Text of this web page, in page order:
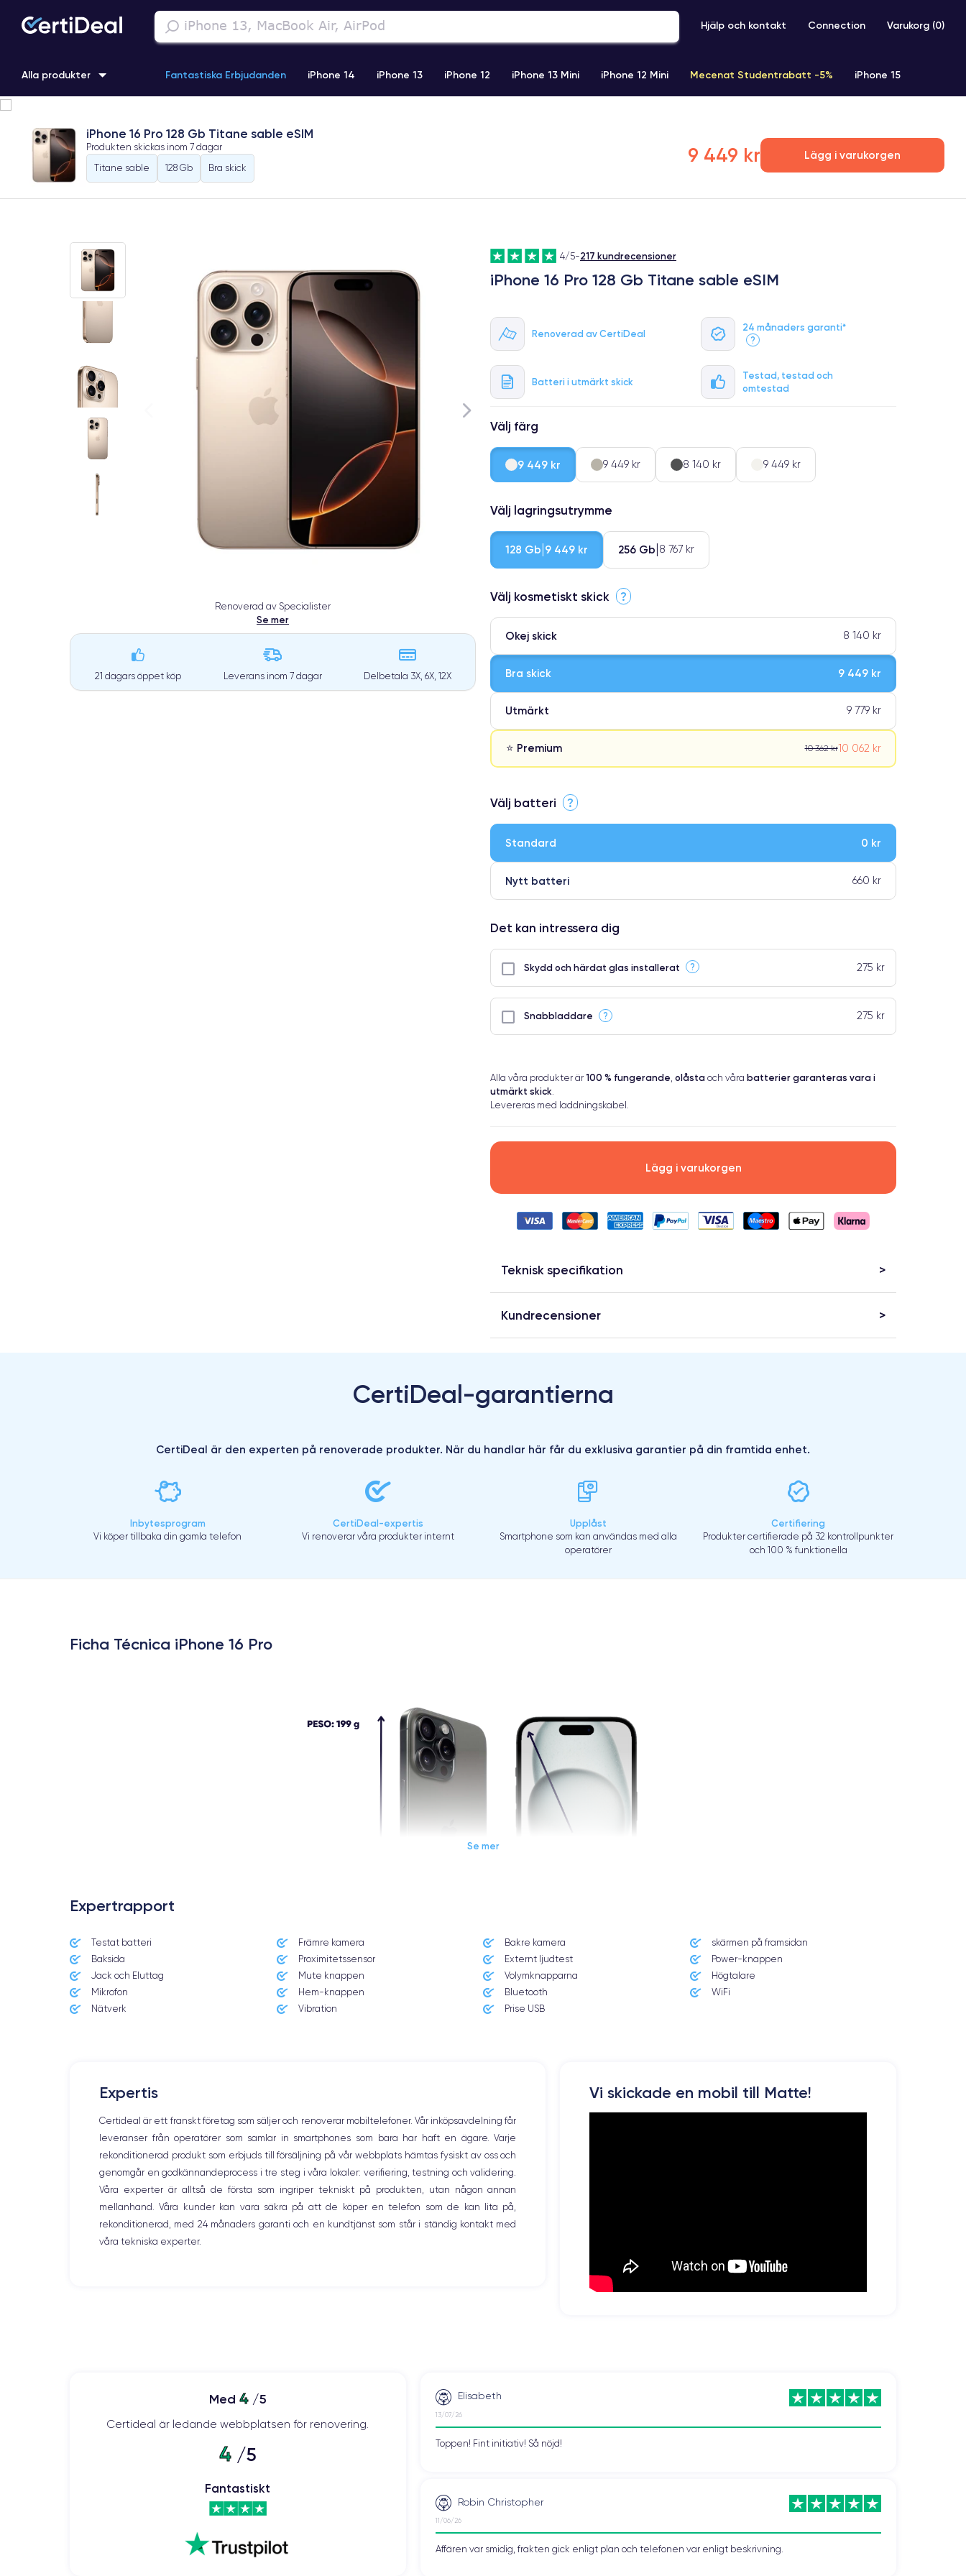
Hjälp och kontakt Connection Varukorg (0)
Alla produkter Fantastiska Erbjudanden iPhone 14 iPhone 13 iPhone 12 iPhone 13 Mini iPhone 12 Mini Mecenat Studentrabatt -5% iPhone 15
iPhone 11 Pro iPhone 15 Pro
iPhone 16 Pro 128 Gb Titane sable eSIM
Produkten skickas inom 7 dagar
Titane sable
128 Gb Bra skick
9 449 kr Lägg i varukorgen
Renoverad av Specialister
Se mer
21 dagars öppet köp Leverans inom 7 dagar Delbetala 3X, 6X, 12X
4/5-217 kundrecensioner
iPhone 16 Pro 128 Gb Titane sable eSIM
Renoverad av CertiDeal
24 månaders garanti*
?
Batteri i utmärkt skick
Testad, testad och
omtestad
Välj färg
9 449 kr 9 449 kr 8 140 kr 9 449 kr
Välj lagringsutrymme
128 Gb 9 449 kr 256 Gb 8 767 kr
Välj kosmetiskt skick ?
Okej skick 8 140 kr
Bra skick 9 449 kr
Utmärkt 9 779 kr
⭐ Premium 10 362 kr10 062 kr
⭐ Premium
Välj batteri ?
Standard 0 kr
Nytt batteri 660 kr
Det kan intressera dig
Skydd och härdat glas installerat ? 275 kr
Snabbladdare ? 275 kr
Alla våra produkter är 100 % fungerande, olåsta och våra batterier garanteras vara i
utmärkt skick.
Levereras med laddningskabel.
Lägg i varukorgen
Teknisk specifikation
Kundrecensioner
CertiDeal-garantierna
CertiDeal är den experten på renoverade produkter. När du handlar här får du exklusiva garantier på din framtida enhet.
Inbytesprogram
Vi köper tillbaka din gamla telefon
CertiDeal-expertis
Vi renoverar våra produkter internt
Upplåst
Smartphone som kan användas med alla
operatörer
Certifiering
Produkter certifierade på 32 kontrollpunkter
och 100 % funktionella
Ficha Técnica iPhone 16 Pro
Lanzamiento
Dimensiones
149.6×71.5×7.8.25 mm
Peso
199 g
Pantalla
OLED 6.3 pulgadas
RAM
8 GB
Memoria interna
4K - 120 fps
Desbloqueado
consulta la ficha técnica completa del iPhone 16 Pro
Se mer
Expertrapport
Testat batteri Främre kamera Bakre kamera
skärmen på framsidan
Baksida
Proximitetssensor Externt ljudtest
Power-knappen
Jack och Eluttag
Mute knappen Volymknapparna
Högtalare
Mikrofon
Hem-knappen Bluetooth
WiFi
Nätverk
Vibration Prise USB
Expertis
Certideal är ett franskt företag som säljer och renoverar mobiltelefoner. Vår inköpsavdelning får
leveranser från operatörer som samlar in smartphones som bara har haft en ägare. Varje
rekonditionerad produkt som erbjuds till försäljning på vår webbplats hämtas fysiskt av oss och
genomgår en godkännandeprocess i tre steg i våra lokaler: verifiering, testning och validering.
Våra experter är alltså de första som ingriper tekniskt på produkten, utan någon annan
mellanhand. Våra kunder kan vara säkra på att de köper en telefon som de kan lita på,
rekonditionerad, med 24 månaders garanti och en kundtjänst som står i ständig kontakt med
våra tekniska experter.
Vi skickade en mobil till Matte!
Med 4/5
Certideal är ledande webbplatsen för renovering.
4/5
Fantastiskt
Elisabeth
13/07/26
Toppen! Fint initiativ! Så nöjd!
Robin Christopher
11/06/26
Affären var smidig, frakten gick enligt plan och telefonen var enligt beskrivning.